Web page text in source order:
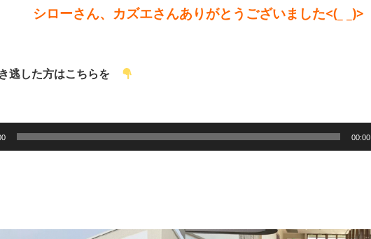
シローさん、カズエさんありがとうございました<(_ _)>
た方はこちらを
00:00